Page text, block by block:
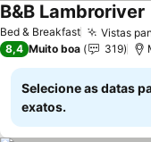
Bed & Breakfast Vistas
B&B Lambroriver
8,4 Muito boa 319
Selecione as datas
exatos.